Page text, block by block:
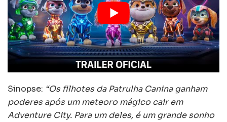
Sinopse: “Os filhotes da Patrulha Canina ganham
poderes após um meteoro mágico cair em
Adventure City. Para um deles, é um grande sonho